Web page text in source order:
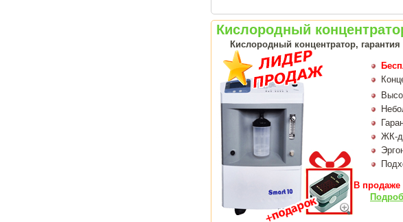
Кислородный
Кислородный концентратор, гарантия
ЖК-
В продаже